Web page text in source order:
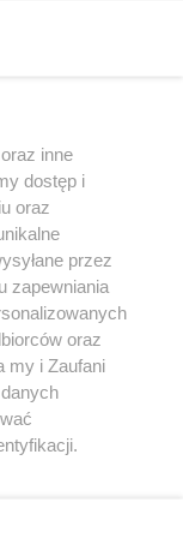
udzielaniu
ustawy o
być powielany i
jakikolwiek sposób
jakimkolwiek polu
w
Jakiekolwiek użycie
z naruszeniem
pod groźbą kary i
inne
dostęp i
oraz
przez
zapewniania
oraz
my i Zaufani